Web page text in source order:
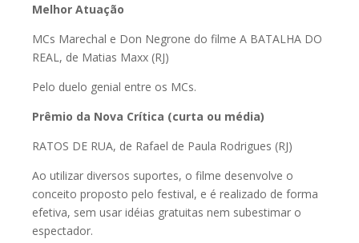
Melhor Atuação
MCs Marechal e Don Negrone do filme A BATALHA DO
REAL, de Matias Maxx (RJ)
Pelo duelo genial entre os MCs.
Prêmio da Nova Crítica (curta ou média)
RATOS DE RUA, de Rafael de Paula Rodrigues (RJ)
Ao utilizar diversos suportes, o filme desenvolve o
conceito proposto pelo festival, e é realizado de forma
efetiva, sem usar idéias gratuitas nem subestimar o
espectador.